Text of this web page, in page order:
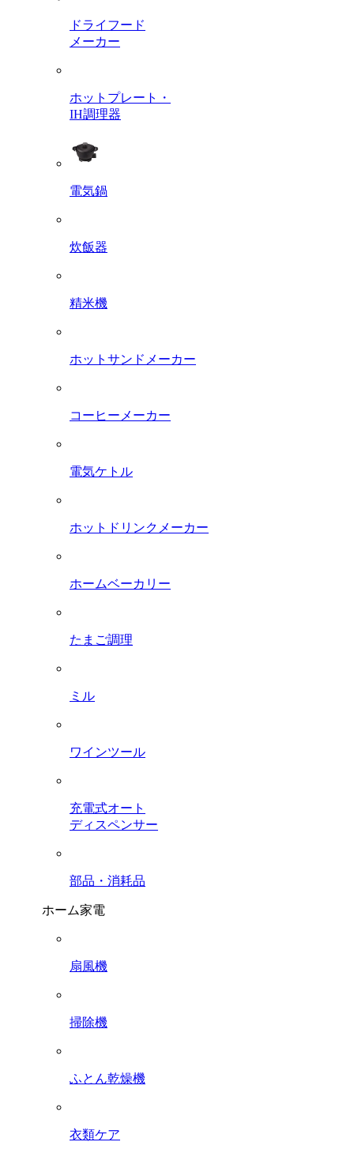
ドライフード
メーカー
ホットプレート・
IH調理器
電気鍋
炊飯器
精米機
ホットサンドメーカー
コーヒーメーカー
電気ケトル
ホットドリンクメーカー
ホームベーカリー
たまご調理
ミル
ワインツール
充電式オート
ディスペンサー
部品・消耗品
ホーム家電
扇風機
掃除機
ふとん乾燥機
衣類ケア